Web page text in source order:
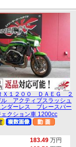
Ｘ１２００ ＤＡＥＧ ２
ル アクティブスラッシュ
ダーレス ブレースバー
クション車 1200cc
183.49 万円